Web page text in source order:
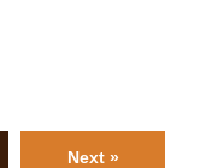
Next »